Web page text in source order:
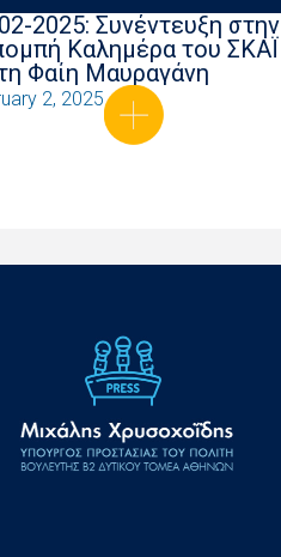
2025: Συνέντευξη στην
Καλημέρα του ΣΚΑΪ
Φαίη Μαυραγάνη
2, 2025